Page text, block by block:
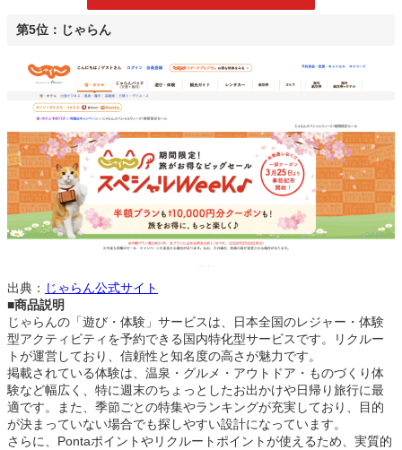
第5位：じゃらん
出典： じゃらん公式サイト
■商品説明
じゃらんの「遊び・体験」サービスは、日本全国のレジャー・体験
型アクティビティを予約できる国内特化型サービスです。リクルー
トが運営しており、信頼性と知名度の高さが魅力です。
掲載されている体験は、温泉・グルメ・アウトドア・ものづくり体
験など幅広く、特に週末のちょっとしたお出かけや日帰り旅行に最
適です。また、季節ごとの特集やランキングが充実しており、目的
が決まっていない場合でも探しやすい設計になっています。
さらに、Pontaポイントやリクルートポイントが使えるため、実質的